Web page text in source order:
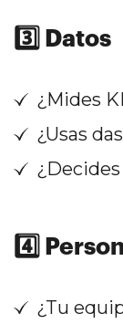
3️⃣ Datos
¿Mides
¿Usas
4️⃣
¿Tu